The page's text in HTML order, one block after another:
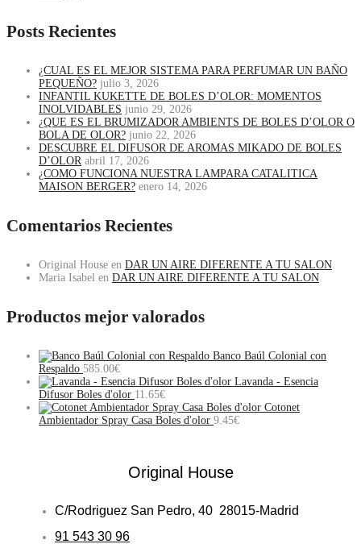
Posts Recientes
¿CUAL ES EL MEJOR SISTEMA PARA PERFUMAR UN BAÑO
PEQUEÑO? julio 3, 2026
INFANTIL KUKETTE DE BOLES D’OLOR: MOMENTOS
INOLVIDABLES junio 29, 2026
¿QUE ES EL BRUMIZADOR AMBIENTS DE BOLES D’OLOR O
BOLA DE OLOR? junio 22, 2026
DESCUBRE EL DIFUSOR DE AROMAS MIKADO DE BOLES
D’OLOR abril 17, 2026
¿COMO FUNCIONA NUESTRA LAMPARA CATALITICA
MAISON BERGER? enero 14, 2026
Comentarios Recientes
Original House en DAR UN AIRE DIFERENTE A TU SALON
Maria Isabel en DAR UN AIRE DIFERENTE A TU SALON
Productos mejor valorados
Banco Baúl Colonial con
Respaldo 585.00€
Lavanda - Esencia
Difusor Boles d'olor 11.65€
Cotonet
Ambientador Spray Casa Boles d'olor 9.45€
Original House
C/Rodriguez San Pedro, 40 28015-Madrid
91 543 30 96